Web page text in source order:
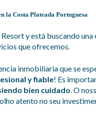
la Costa Plateada Portuguesa
y está buscando una
que ofrecemos.
inmobiliaria que se
y fiable! Es
bien cuidado. O
atento no seu